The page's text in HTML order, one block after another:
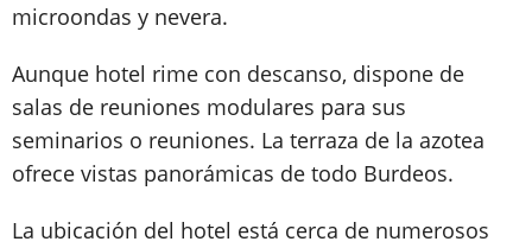
microondas y nevera.
Aunque hotel rime con descanso, dispone de
salas de reuniones modulares para sus
seminarios o reuniones. La terraza de la azotea
ofrece vistas panorámicas de todo Burdeos.
La ubicación del hotel está cerca de numerosos